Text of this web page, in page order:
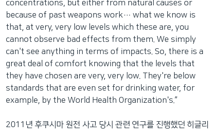
concentrations, but either from natural causes or
because of past weapons work… what we know is
that, at very, very low levels which these are, you
cannot observe bad effects from them. We simply
can't see anything in terms of impacts. So, there is a
great deal of comfort knowing that the levels that
they have chosen are very, very low. They're below
standards that are even set for drinking water, for
example, by the World Health Organization's.”
2011년 후쿠시마 원전 사고 당시 관련 연구를 진행했던 히글리